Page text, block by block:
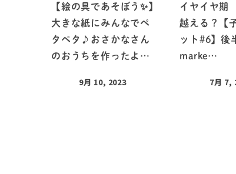
【絵の具であそぼう✨】
大きな紙にみんなでペ
タペタ♪おさかなさん
のおうちを作ったよ…
9月 10, 2023
イヤイヤ期
越える？【
ット#6】後
marke…
7月 7,